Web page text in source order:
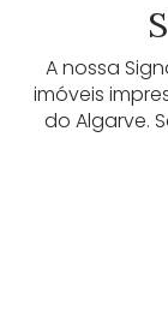
As nossas
informações
atualizações.
A nossa
imóveis
do Algarve.